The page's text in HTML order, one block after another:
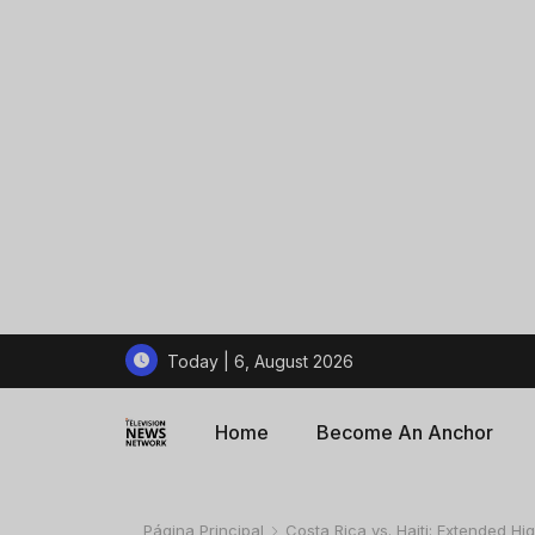
Today | 6, August 2026
Home Become An Anchor
Página Principal Costa Rica vs. Haiti: Extended